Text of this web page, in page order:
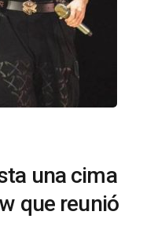
una cima
que reunió